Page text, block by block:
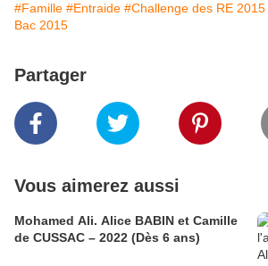
#Famille #Entraide #Challenge des RE 2015
Bac 2015
Partager
Vous aimerez aussi
Mohamed Ali. Alice BABIN et Camille
de CUSSAC – 2022 (Dès 6 ans)